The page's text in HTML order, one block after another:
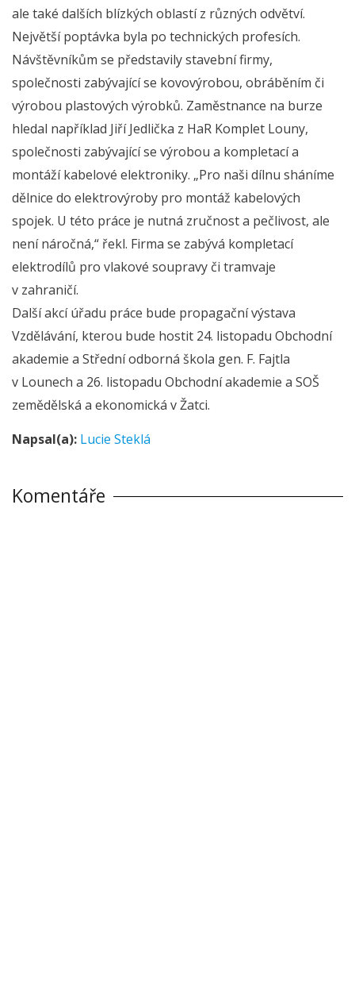
ale také dalších blízkých oblastí z různých odvětví.
Největší poptávka byla po technických profesích.
Návštěvníkům se představily stavební firmy,
společnosti zabývající se kovovýrobou, obráběním či
výrobou plastových výrobků. Zaměstnance na burze
hledal například Jiří Jedlička z HaR Komplet Louny,
společnosti zabývající se výrobou a kompletací a
montáží kabelové elektroniky. „Pro naši dílnu sháníme
dělnice do elektrovýroby pro montáž kabelových
spojek. U této práce je nutná zručnost a pečlivost, ale
není náročná,“ řekl. Firma se zabývá kompletací
elektrodílů pro vlakové soupravy či tramvaje
v zahraničí.
Další akcí úřadu práce bude propagační výstava
Vzdělávání, kterou bude hostit 24. listopadu Obchodní
akademie a Střední odborná škola gen. F. Fajtla
v Lounech a 26. listopadu Obchodní akademie a SOŠ
zemědělská a ekonomická v Žatci.
Napsal(a): Lucie Steklá
Komentáře